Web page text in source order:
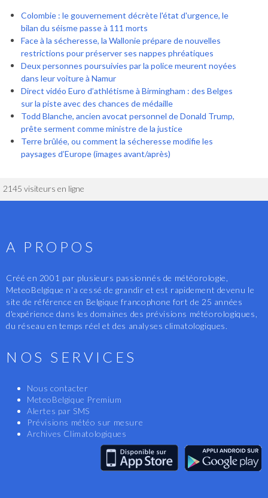
Colombie : le gouvernement décrète l'état d'urgence, le
bilan du séisme passe à 111 morts
Face à la sécheresse, la Wallonie prépare de nouvelles
restrictions pour préserver ses nappes phréatiques
Deux personnes poursuivies par la police meurent noyées
dans leur voiture à Namur
Direct vidéo Euro d’athlétisme à Birmingham : des Belges
sur la piste avec des chances de médaille
Todd Blanche, ancien avocat personnel de Donald Trump,
prête serment comme ministre de la justice
Terre brûlée, ou comment la sécheresse modifie les
paysages d’Europe (images avant/après)
2145 visiteurs en ligne
A PROPOS
Créé en 2001 par plusieurs passionnés de météorologie,
MeteoBelgique n'a cessé de grandir et est rapidement devenu le
site de référence en Belgique francophone fort de 25 années
d'expérience dans les domaines des prévisions météorologiques,
du réseau en temps réel et des analyses climatologiques.
NOS SERVICES
Nous contacter
MeteoBelgique Premium
Alertes par SMS
Prévisions météo sur mesure
Archives Climatologiques